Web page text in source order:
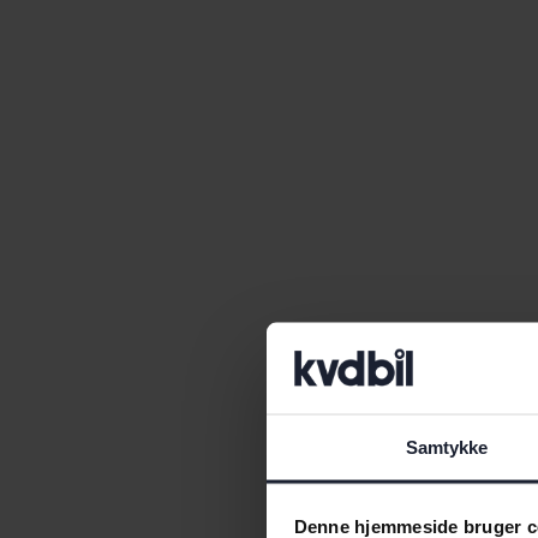
Samtykke
Denne hjemmeside bruger